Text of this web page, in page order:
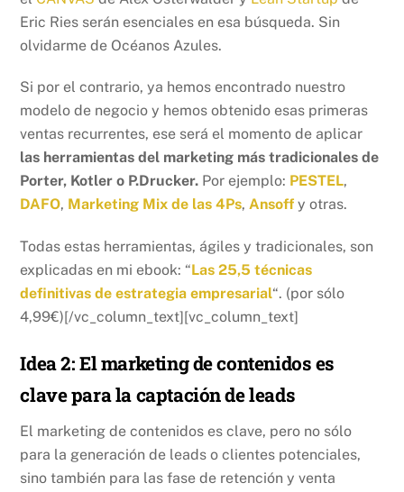
Eric Ries serán esenciales en esa búsqueda. Sin
olvidarme de Océanos Azules.
Si por el contrario, ya hemos encontrado nuestro
modelo de negocio y hemos obtenido esas primeras
ventas recurrentes, ese será el momento de aplicar
las herramientas del marketing más tradicionales de
Porter, Kotler o P.Drucker. Por ejemplo: PESTEL,
DAFO, Marketing Mix de las 4Ps,Ansoff y otras.
Todas estas herramientas, ágiles y tradicionales, son
explicadas en mi ebook: “Las 25,5 técnicas
definitivas de estrategia empresarial“. (por sólo
4,99€)[/vc_column_text][vc_column_text]
Idea 2: El marketing de contenidos es
clave para la captación de leads
El marketing de contenidos es clave, pero no sólo
para la generación de leads o clientes potenciales,
sino también para las fase de retención y venta